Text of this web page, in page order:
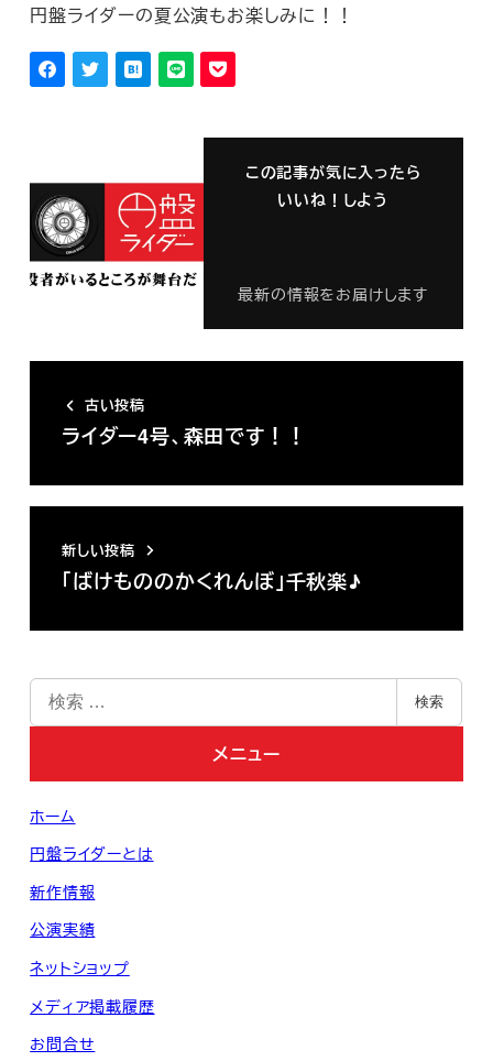
円盤ライダーの夏公演もお楽しみに！！
この記事が気に入ったら
いいね！しよう
最新の情報をお届けします
古い投稿
ライダー4号、森田です！！
新しい投稿
「ばけもののかくれんぼ」千秋楽♪
検
索
検索
メニュー
ホーム
円盤ライダーとは
新作情報
公演実績
ネットショップ
メディア掲載履歴
お問合せ